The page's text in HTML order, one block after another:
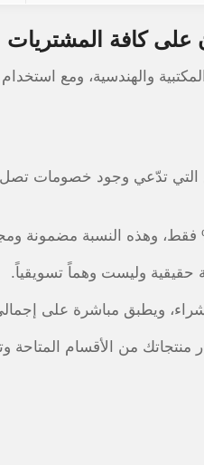
والهندسية، ومع استخدام
حقيقية وليست وهماً تسويقياً.
ويطبق مباشرة على
منتجاتك من الأقسام المتاحة